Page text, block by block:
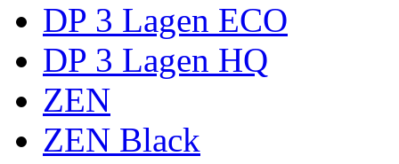
DP 3 Lagen ECO
DP 3 Lagen HQ
ZEN
ZEN Black